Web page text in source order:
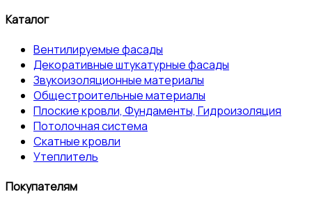
Каталог
Вентилируемые фасады
Декоративные штукатурные фасады
Звукоизоляционные материалы
Общестроительные материалы
Плоские кровли, Фундаменты, Гидроизоляция
Потолочная система
Скатные кровли
Утеплитель
Покупателям